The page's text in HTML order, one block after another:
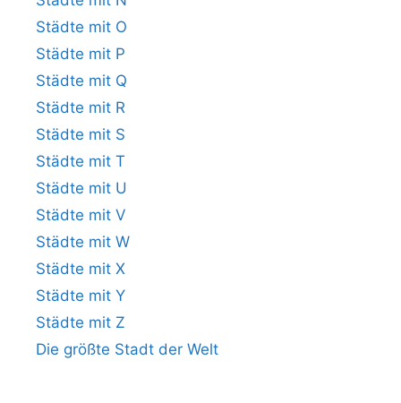
Städte mit O
Städte mit P
Städte mit Q
Städte mit R
Städte mit S
Städte mit T
Städte mit U
Städte mit V
Städte mit W
Städte mit X
Städte mit Y
Städte mit Z
Die größte Stadt der Welt